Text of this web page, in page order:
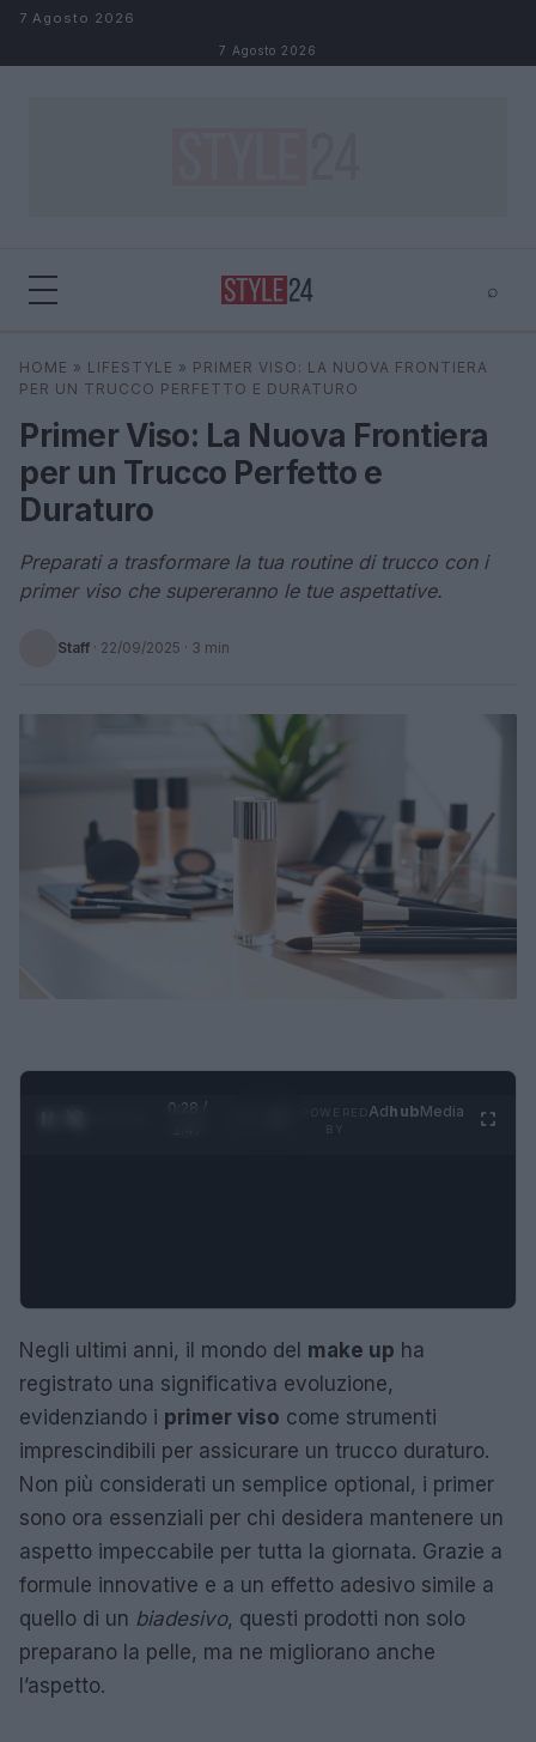
Salta al contenuto
7 Agosto 2026
7 Agosto 2026
⌕
Cerca ⌕
HOME » LIFESTYLE » PRIMER VISO: LA NUOVA FRONTIERA
PER UN TRUCCO PERFETTO E DURATURO
Primer Viso: La Nuova Frontiera
per un Trucco Perfetto e
Duraturo
Preparati a trasformare la tua routine di trucco con i
primer viso che supereranno le tue aspettative.
Staff · 22/09/2025 · 3 min
0:29 /
AdhubMedia
Negli ultimi anni, il mondo del make up ha
registrato una significativa evoluzione,
evidenziando i primer viso come strumenti
imprescindibili per assicurare un trucco duraturo.
Non più considerati un semplice optional, i primer
sono ora essenziali per chi desidera mantenere un
aspetto impeccabile per tutta la giornata. Grazie a
formule innovative e a un effetto adesivo simile a
quello di un biadesivo, questi prodotti non solo
preparano la pelle, ma ne migliorano anche
l’aspetto.